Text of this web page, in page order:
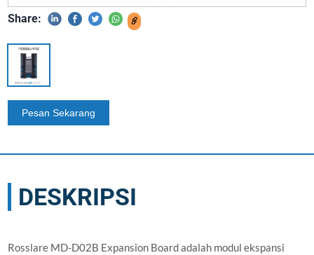
Share:
DESKRIPSI
Rosslare MD-D02B Expansion Board adalah modul ekspansi